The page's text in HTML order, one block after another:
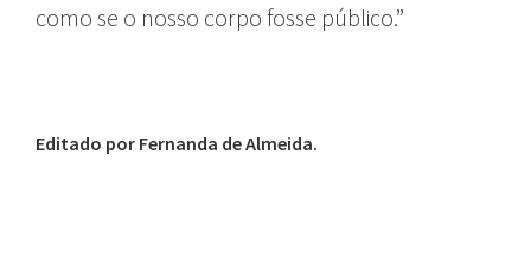
como se o nosso corpo fosse público.”
Editado por Fernanda de Almeida.